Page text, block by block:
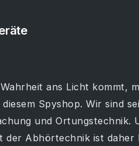
ans Licht kommt,
Spyshop. Wir sind
und Ortungstechnik.
der Abhörtechnik ist